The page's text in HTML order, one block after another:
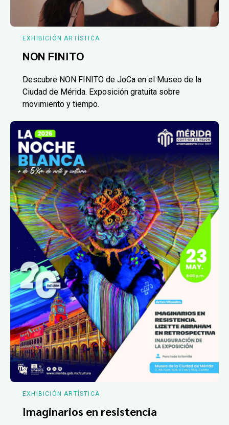
EXHIBICIÓN ARTÍSTICA
NON FINITO
Descubre NON FINITO de JoCa en el Museo de la
Ciudad de Mérida. Exposición gratuita sobre
movimiento y tiempo.
EXHIBICIÓN ARTÍSTICA
Imaginarios en resistencia